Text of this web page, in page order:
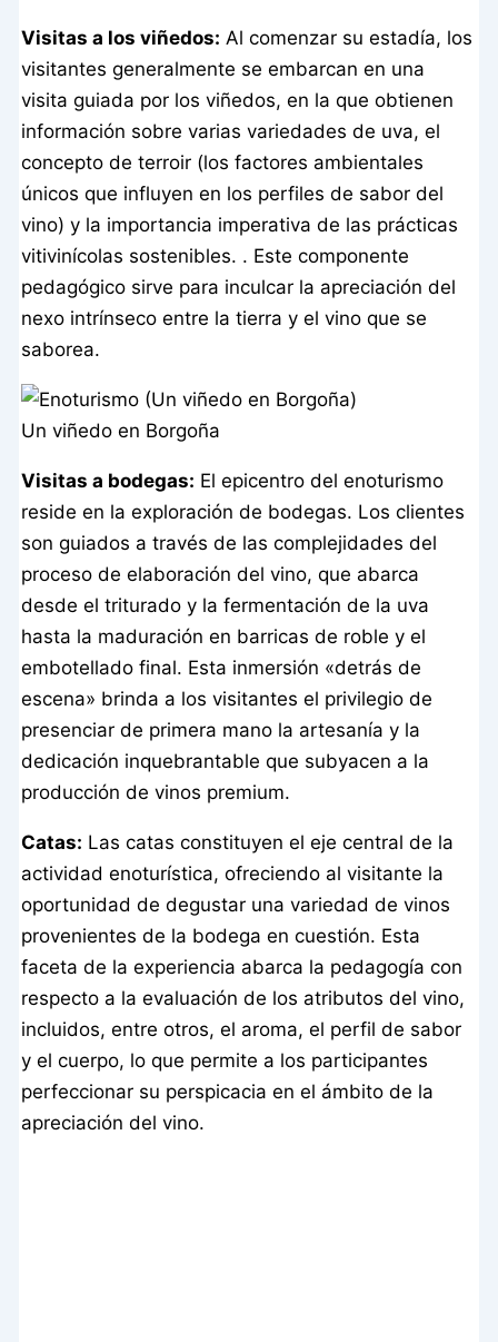
Visitas a los viñedos: Al comenzar su estadía, los
visitantes generalmente se embarcan en una
visita guiada por los viñedos, en la que obtienen
información sobre varias variedades de uva, el
concepto de terroir (los factores ambientales
únicos que influyen en los perfiles de sabor del
vino) y la importancia imperativa de las prácticas
vitivinícolas sostenibles. . Este componente
pedagógico sirve para inculcar la apreciación del
nexo intrínseco entre la tierra y el vino que se
saborea.
Un viñedo en Borgoña
Visitas a bodegas: El epicentro del enoturismo
reside en la exploración de bodegas. Los clientes
son guiados a través de las complejidades del
proceso de elaboración del vino, que abarca
desde el triturado y la fermentación de la uva
hasta la maduración en barricas de roble y el
embotellado final. Esta inmersión «detrás de
escena» brinda a los visitantes el privilegio de
presenciar de primera mano la artesanía y la
dedicación inquebrantable que subyacen a la
producción de vinos premium.
Catas: Las catas constituyen el eje central de la
actividad enoturística, ofreciendo al visitante la
oportunidad de degustar una variedad de vinos
provenientes de la bodega en cuestión. Esta
faceta de la experiencia abarca la pedagogía con
respecto a la evaluación de los atributos del vino,
incluidos, entre otros, el aroma, el perfil de sabor
y el cuerpo, lo que permite a los participantes
perfeccionar su perspicacia en el ámbito de la
apreciación del vino.